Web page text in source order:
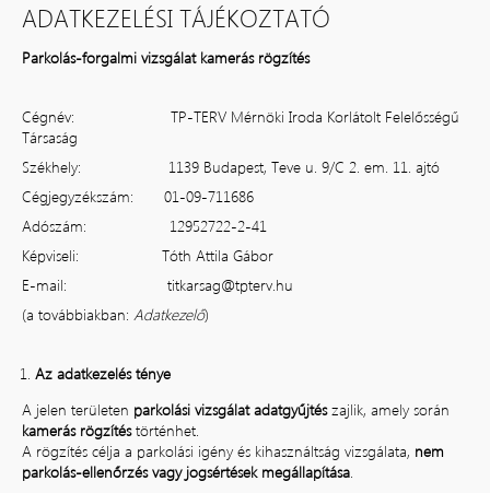
ADATKEZELÉSI TÁJÉKOZTATÓ
Parkolás-forgalmi vizsgálat kamerás rögzítés
Cégnév: TP-TERV Mérnöki Iroda Korlátolt Felelősségű
Társaság
Székhely: 1139 Budapest, Teve u. 9/C 2. em. 11. ajtó
Cégjegyzékszám: 01-09-711686
Adószám: 12952722-2-41
Képviseli: Tóth Attila Gábor
E-mail: titkarsag@tpterv.hu
(a továbbiakban: Adatkezelő)
Az adatkezelés ténye
A jelen területen parkolási vizsgálat adatgyűjtészajlik, amely során
kamerás rögzítéstörténhet.
A rögzítés célja a parkolási igény és kihasználtság vizsgálata, nem
parkolás-ellenőrzés vagy jogsértések megállapítása.